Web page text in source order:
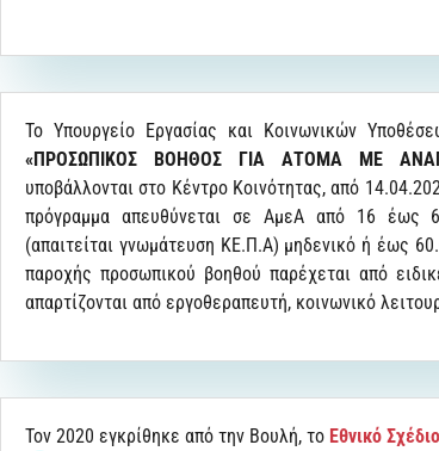
To Υπουργείο Εργασίας και Κοινωνικών
«ΠΡΟΣΩΠΙΚΟΣ ΒΟΗΘΟΣ ΓΙΑ ΑΤΟΜΑ ΜΕ
υποβάλλονται στο Κέντρο Κοινότητας, από
πρόγραμμα απευθύνεται σε ΑμεΑ από 16 έως
(απαιτείται γνωμάτευση ΚΕ.Π.Α) μηδενικό ή έως
παροχής προσωπικού βοηθού παρέχεται από
απαρτίζονται από εργοθεραπευτή, κοινωνικό
Τον 2020 εγκρίθηκε από την Βουλή, το Εθνικό